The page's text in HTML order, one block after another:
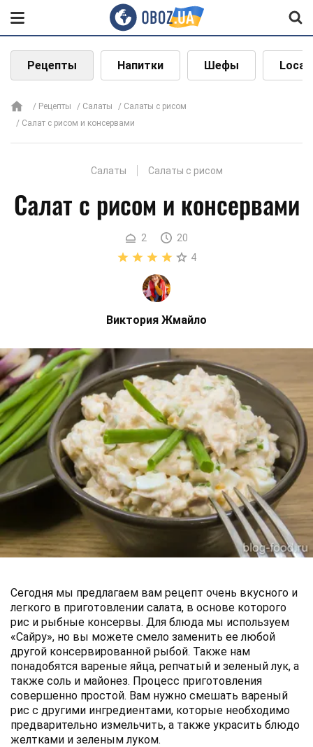
Рецепты Напитки Шефы Local
Рецепты Салаты
Салаты с рисом
Салат с рисом и консервами
Салаты Салаты с рисом
Салат с рисом и консервами
2
20
4
Виктория Жмайло
Сегодня мы предлагаем вам рецепт очень вкусного и
легкого в приготовлении салата, в основе которого
рис и рыбные консервы. Для блюда мы используем
«Сайру», но вы можете смело заменить ее любой
другой консервированной рыбой. Также нам
понадобятся вареные яйца, репчатый и зеленый лук, а
также соль и майонез. Процесс приготовления
совершенно простой. Вам нужно смешать вареный
рис с другими ингредиентами, которые необходимо
предварительно измельчить, а также украсить блюдо
желтками и зеленым луком.